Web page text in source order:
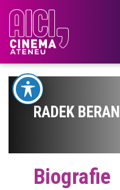
RADEK BERAN
Biografie